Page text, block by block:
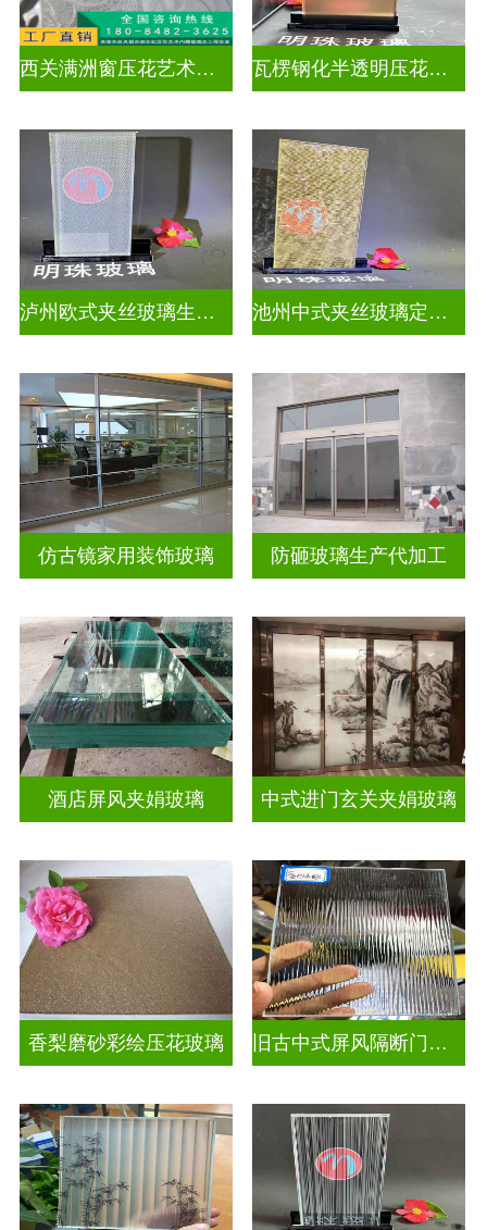
西关满洲窗压花艺术玻璃门窗 瓦楞钢化半透明压花玻璃
泸州欧式夹丝玻璃生产厂家地址 池州中式夹丝玻璃定做厂
仿古镜家用装饰玻璃 防砸玻璃生产代加工
酒店屏风夹娟玻璃 中式进门玄关夹娟玻璃
香梨磨砂彩绘压花玻璃 旧古中式屏风隔断门窗彩绘压花玻璃